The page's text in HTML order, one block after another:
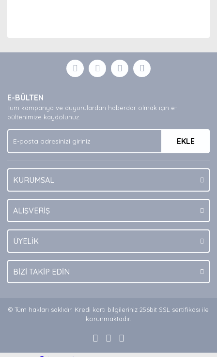
Yorum Yaz
formunu kullanarak tarafımıza iletebilirsiniz.
Görüş ve önerileriniz için teşekkür ederiz.
Ürün açıklamasında eksik bilgiler bulunuyor.
Ürün bilgilerinde hatalar bulunuyor.
Ürün fiyatı diğer sitelerden daha pahalı.
Bu ürüne benzer farklı alternatifler olmalı.
E-BÜLTEN
Tüm kampanya ve duyurulardan haberdar olmak için e-
bültenimize kaydolunuz.
EKLE
KURUMSAL
ALIŞVERİŞ
ÜYELİK
BİZİ TAKİP EDİN
© Tüm hakları saklıdır. Kredi kartı bilgileriniz 256bit SSL sertifikası ile
korunmaktadır.